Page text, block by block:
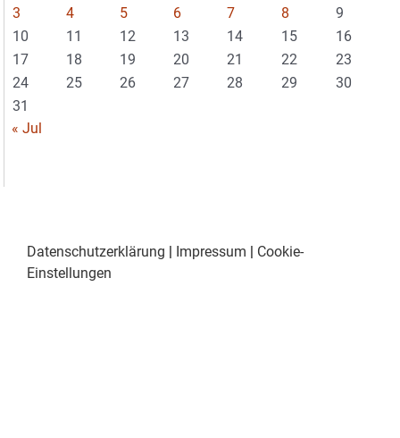
3
4 5 6 7 8
9
10
11 12 13 14 15
16
17
18 19 20 21 22
23
24
25 26 27 28 29
30
31
« Jul
Datenschutzerklärung Impressum
Cookie-
Einstellungen